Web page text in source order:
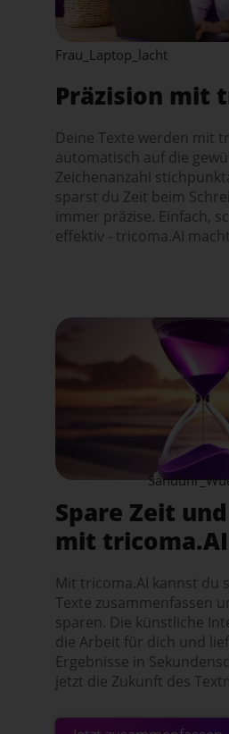
Präzision mit
Deine Texte werden mit
automatisch auf die
Zeichenanzahl
sparst du Zeit beim
immer präzise. Einfach,
effektiv - tricoma.AI
Frau_Laptop_lacht
Spare Zeit
mit tricoma.AI
Mit tricoma.AI kannst du
Texte zusammenfassen
sparen. Die künstliche
die Arbeit für dich und
Ergebnisse in
jetzt die Zukunft des